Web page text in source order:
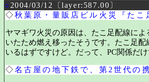
○ 2004/03/12〔layer:587.00〕
◇秋葉原・量販店ビル火災『たこ
ヤマギワ火災の原因は、たこ足配線に
いたため燃え移ったそうです。たこ足
いるはずですけど。だって、PC関係だ
◇名古屋の地下鉄で、第2世代の